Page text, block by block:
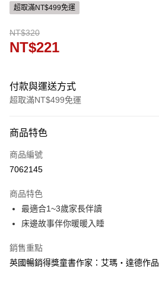
超取滿NT$499免運
NT$320
NT$221
付款與運送方式
超取滿NT$499免運
信用卡一次付款
ATM付款
運送方式
付款後全家取貨
每筆NT$60，滿NT$499(含以上)免運費
付款後7-11取貨
每筆NT$60，滿NT$499(含以上)免運費
商品特色
商品編號
7062145
商品特色
最適合1~3歲家長伴讀
床邊故事伴你暖暖入睡
銷售重點
英國暢銷得獎童書作家：艾瑪‧達德作品